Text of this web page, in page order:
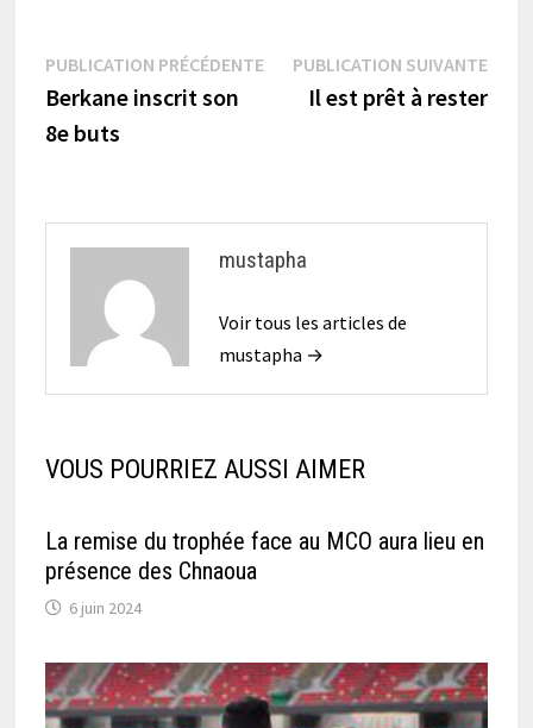
Navigation
de
PUBLICATION PRÉCÉDENTEPublication
précédente :
Berkane inscrit son
8e buts
PUBLICATION SUIVANTE
Il est prêt à rester
mustapha
Voir tous les articles de
mustapha →
VOUS POURRIEZ AUSSI AIMER
La remise du trophée face au MCO aura lieu en
présence des Chnaoua
6 juin 2024